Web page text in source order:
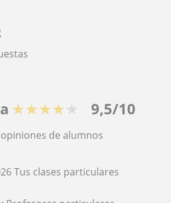
★★★★★ 9,5/10
opiniones de alumnos
Tus clases particulares